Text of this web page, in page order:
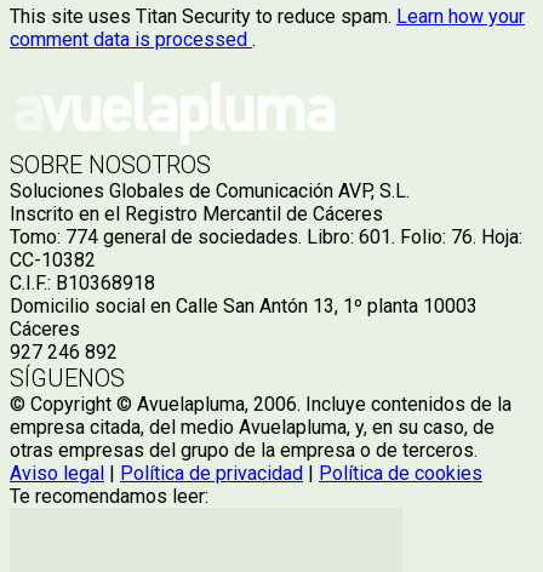
This site uses Titan Security to reduce spam. Learn how your
comment data is processed .
SOBRE NOSOTROS
Soluciones Globales de Comunicación AVP, S.L.
Inscrito en el Registro Mercantil de Cáceres
Tomo: 774 general de sociedades. Libro: 601. Folio: 76. Hoja:
CC-10382
C.I.F.: B10368918
Domicilio social en Calle San Antón 13, 1º planta 10003
Cáceres
927 246 892
SÍGUENOS
© Copyright © Avuelapluma, 2006. Incluye contenidos de la
empresa citada, del medio Avuelapluma, y, en su caso, de
otras empresas del grupo de la empresa o de terceros.
Aviso legal
Política de privacidad
Política de cookies
Te recomendamos leer: